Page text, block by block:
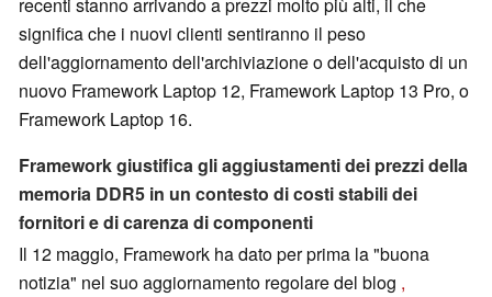
significa che i nuovi clienti sentiranno il peso
dell'aggiornamento dell'archiviazione o dell'acquisto di un
nuovo Framework Laptop 12, Framework Laptop 13 Pro, o
Framework Laptop 16.
Framework giustifica gli aggiustamenti dei prezzi della
memoria DDR5 in un contesto di costi stabili dei
fornitori e di carenza di componenti
Il 12 maggio, Framework ha dato per prima la "buona
notizia" nel suo aggiornamento regolare del blog ,